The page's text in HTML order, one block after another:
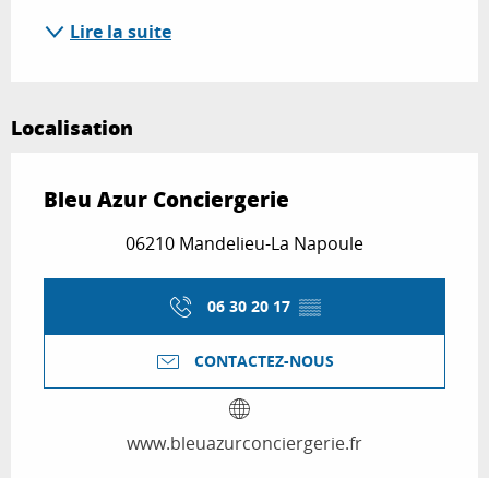
Lire la suite
Localisation
Bleu Azur Conciergerie
06210 Mandelieu-La Napoule
06 30 20 17 ▒▒
CONTACTEZ-NOUS
www.bleuazurconciergerie.fr